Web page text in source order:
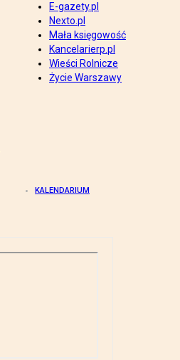
E-gazety.pl
Nexto.pl
Mała księgowość
Kancelarierp.pl
Wieści Rolnicze
Życie Warszawy
KALENDARIUM